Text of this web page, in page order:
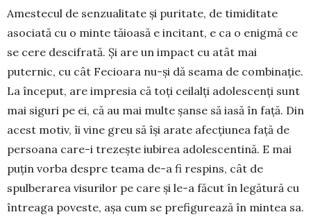
Amestecul de senzualitate și puritate, de timi­ditate
asociată cu o minte tăioasă e incitant, e ca o enigmă ce
se cere descifrată. Și are un impact cu atât mai
puternic, cu cât Fecioara nu-și dă sea­ma de combinație.
La început, are impresia că toți ceilalți adolescenți sunt
mai siguri pe ei, că au mai multe șanse să iasă în față. Din
acest motiv, îi vine greu să își arate afecțiunea față de
persoana care-i trezește iubirea adolescentină. E mai
puțin vorba despre teama de-a fi respins, cât de
spulberarea vi­surilor pe care și le-a făcut în legătură cu
în­treaga poveste, așa cum se prefigurează în mintea sa.